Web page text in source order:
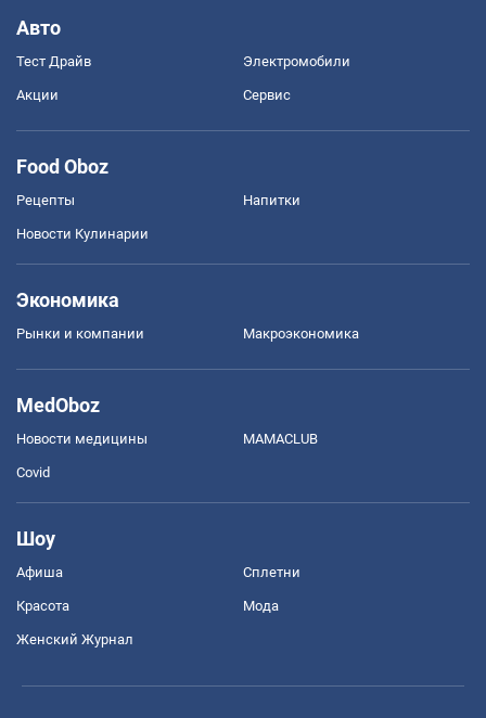
Авто
Тест Драйв Электромобили
Акции Сервис
Food Oboz
Рецепты Напитки
Новости Кулинарии
Экономика
Рынки и компании Mакроэкономика
MedOboz
Новости медицины MAMACLUB
Covid
Шоу
Афиша Сплетни
Красота Мода
Женский Журнал